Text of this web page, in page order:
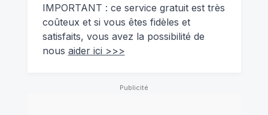
IMPORTANT : ce service gratuit est très
coûteux et si vous êtes fidèles et
satisfaits, vous avez la possibilité de
nous aider ici >>>